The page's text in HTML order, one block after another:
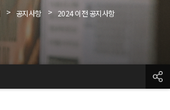
> 공지사항 > 2024 이전 공지사항